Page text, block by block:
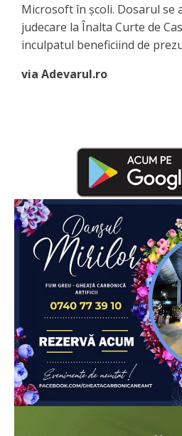
Microsoft în şcoli. Dosarul se
judecare la Înalta Curte de
inculpatul beneficiind de
via Adevarul.ro